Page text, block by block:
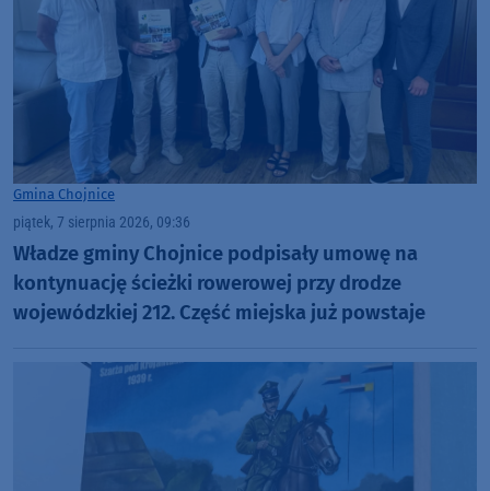
Gmina Chojnice
piątek, 7 sierpnia 2026, 09:36
Władze gminy Chojnice podpisały umowę na
kontynuację ścieżki rowerowej przy drodze
wojewódzkiej 212. Część miejska już powstaje